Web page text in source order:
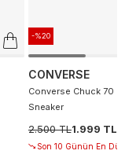
-%20
CONVERSE
Converse Chuck 70
Sneaker
2.500 TL1.999 TL
Son 10 Günün En